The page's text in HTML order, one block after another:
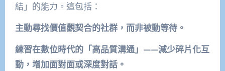
結」的能力。這包括：
主動尋找價值觀契合的社群，而非被動等待。
練習在數位時代的「高品質溝通」——減少碎片化互
動，增加面對面或深度對話。